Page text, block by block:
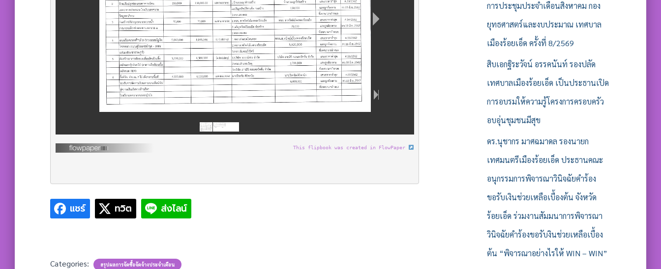
This flipbook was created in FlowPaper
แชร์ ทวิต ส่งไลน์
Categories: สรุปผลการจัดซื้อจัดจ้างประจำเดือน
การประชุมประจำเดือนสิงหาคม กอง
ยุทธศาสตร์และงบประมาณ เทศบาล
เมืองร้อยเอ็ด ครั้งที่ 8/2569
สิบเอกฐิระวัจน์ อรรคนันท์ รองปลัด
เทศบาลเมืองร้อยเอ็ด เป็นประธานเปิด
การอบรมให้ความรู้โครงการครอบครัว
อบอุ่นชุมชนมีสุข
ดร.นุชากร มาศฉมาดล รองนายก
เทศมนตรีเมืองร้อยเอ็ด ประธานคณะ
อนุกรรมการพิจารณาวินิจฉัยคำร้อง
ขอรับเงินช่วยเหลือเบื้องต้น จังหวัด
ร้อยเอ็ด ร่วมงานสัมมนาการพิจารณา
วินิจฉัยคำร้องขอรับงินช่วยเหลือเบื้อง
ต้น “พิจารณาอย่างไรให้ WIN – WIN”